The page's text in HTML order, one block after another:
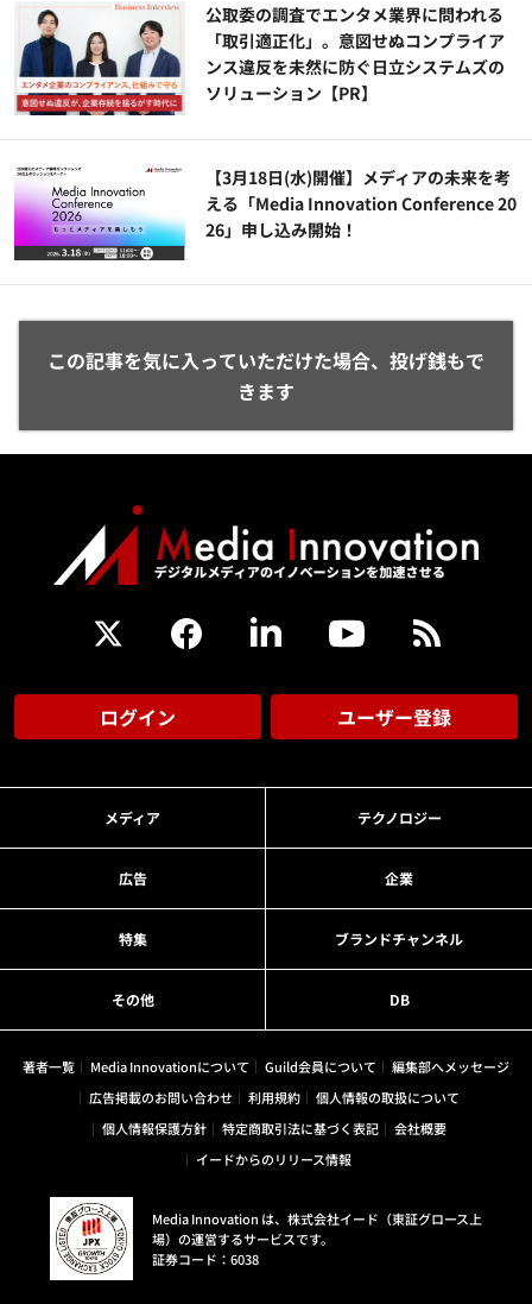
公​​取委の調査でエンタメ業界に問われる
「取引適正化」。意図せぬコンプライア
ンス違反を未然に防ぐ日立システムズの
ソリューション​【PR】
【3月18日(水)開催】メディアの未来を考
える「Media Innovation Conference 20
26」申し込み開始！
この記事を気に入っていただけた場合、投げ銭もで
きます
ログイン ユーザー登録
メディア テクノロジー
広告 企業
特集 ブランドチャンネル
その他 DB
著者一覧 Media Innovationについて Guild会員について
編集部へメッセージ
広告掲載のお問い合わせ
利用規約
個人情報の取扱について
個人情報保護方針
特定商取引法に基づく表記
会社概要
イードからのリリース情報
Media Innovation は、株式会社イード（東証グロース上
場）の運営するサービスです。
証券コード：6038